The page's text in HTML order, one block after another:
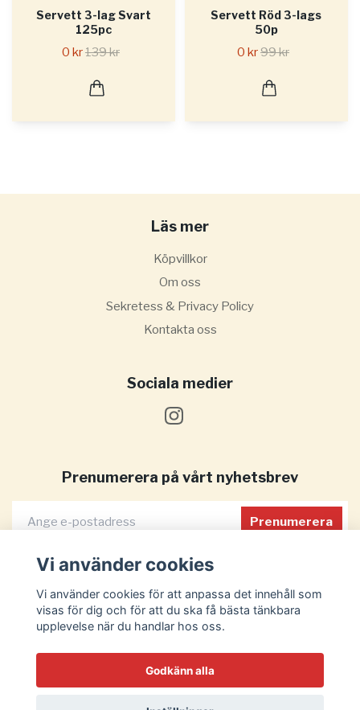
Servett 3-lag Svart
125pc
0 kr139 kr
Servett Röd 3-lags
50p
0 kr99 kr
Läs mer
Köpvillkor
Om oss
Sekretess & Privacy Policy
Kontakta oss
Sociala medier
Prenumerera på vårt nyhetsbrev
Prenumerera
Vi använder cookies
Vi använder cookies för att anpassa det innehåll som
visas för dig och för att du ska få bästa tänkbara
upplevelse när du handlar hos oss.
Godkänn alla